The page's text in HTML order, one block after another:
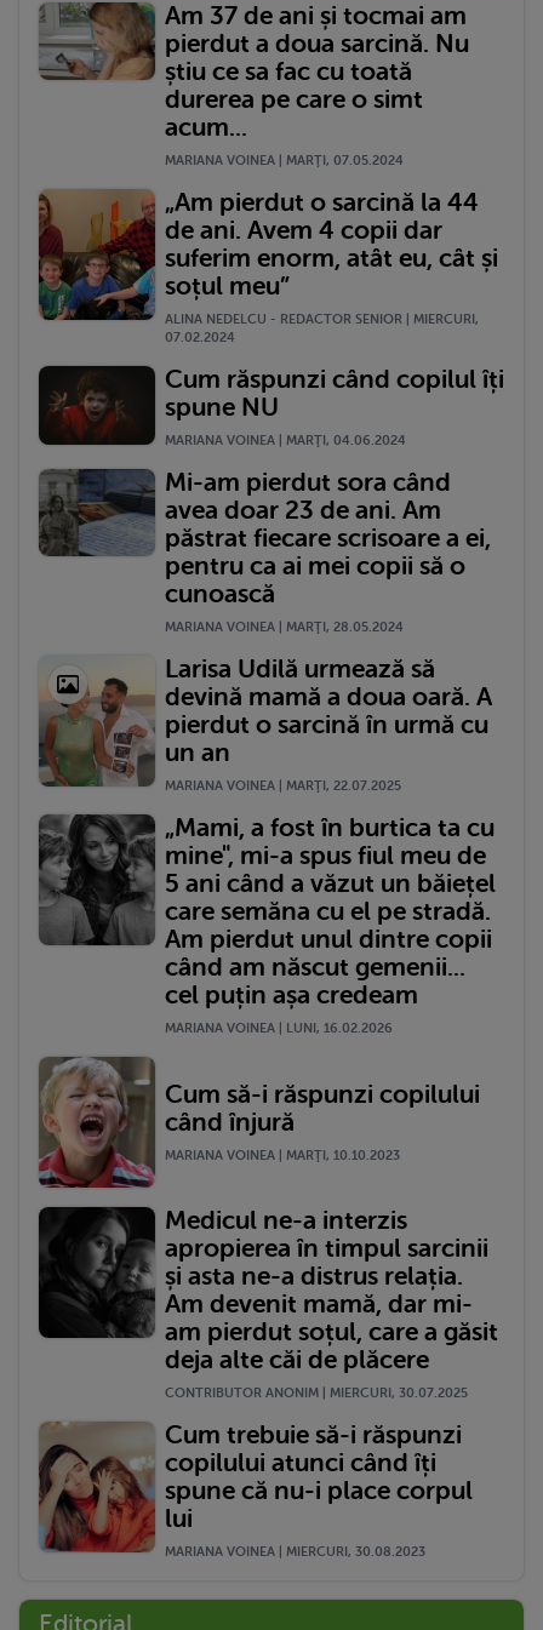
Am 37 de ani și tocmai am
pierdut a doua sarcină. Nu
știu ce sa fac cu toată
durerea pe care o simt
acum...
MARIANA VOINEA | MARŢI, 07.05.2024
„Am pierdut o sarcină la 44
de ani. Avem 4 copii dar
suferim enorm, atât eu, cât și
soțul meu”
ALINA NEDELCU - REDACTOR SENIOR | MIERCURI,
07.02.2024
Cum răspunzi când copilul îți
spune NU
MARIANA VOINEA | MARŢI, 04.06.2024
Mi-am pierdut sora când
avea doar 23 de ani. Am
păstrat fiecare scrisoare a ei,
pentru ca ai mei copii să o
cunoască
MARIANA VOINEA | MARŢI, 28.05.2024
Larisa Udilă urmează să
devină mamă a doua oară. A
pierdut o sarcină în urmă cu
un an
MARIANA VOINEA | MARŢI, 22.07.2025
„Mami, a fost în burtica ta cu
mine", mi-a spus fiul meu de
5 ani când a văzut un băiețel
care semăna cu el pe stradă.
Am pierdut unul dintre copii
când am născut gemenii...
cel puțin așa credeam
MARIANA VOINEA | LUNI, 16.02.2026
Cum să-i răspunzi copilului
când înjură
MARIANA VOINEA | MARŢI, 10.10.2023
Medicul ne-a interzis
apropierea în timpul sarcinii
și asta ne-a distrus relația.
Am devenit mamă, dar mi-
am pierdut soțul, care a găsit
deja alte căi de plăcere
CONTRIBUTOR ANONIM | MIERCURI, 30.07.2025
Cum trebuie să-i răspunzi
copilului atunci când îți
spune că nu-i place corpul
lui
MARIANA VOINEA | MIERCURI, 30.08.2023